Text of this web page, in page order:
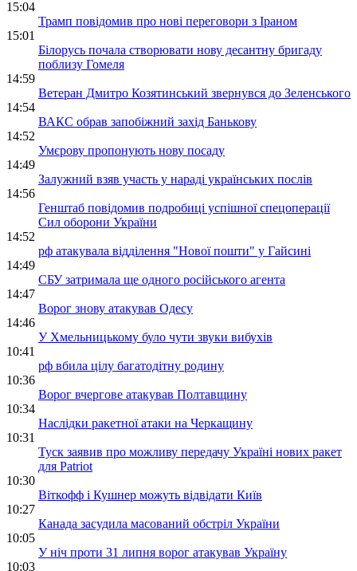
15:04
Трамп повідомив про нові переговори з Іраном
15:01
Білорусь почала створювати нову десантну бригаду
поблизу Гомеля
14:59
Ветеран Дмитро Козятинський звернувся до Зеленського
14:54
ВАКС обрав запобіжний захід Банькову
14:52
Умєрову пропонують нову посаду
14:49
Залужний взяв участь у нараді українських послів
14:56
Генштаб повідомив подробиці успішної спецоперації
Сил оборони України
14:52
рф атакувала відділення "Нової пошти" у Гайсині
14:49
СБУ затримала ще одного російського агента
14:47
Ворог знову атакував Одесу
14:46
У Хмельницькому було чути звуки вибухів
10:41
рф вбила цілу багатодітну родину
10:36
Ворог вчергове атакував Полтавщину
10:34
Наслідки ракетної атаки на Черкащину
10:31
Туск заявив про можливу передачу Україні нових ракет
для Patriot
10:30
Віткофф і Кушнер можуть відвідати Київ
10:27
Канада засудила масований обстріл України
10:05
У ніч проти 31 липня ворог атакував Україну
10:03